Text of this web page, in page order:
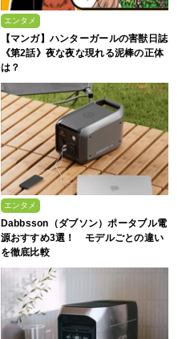
エンタメ
【マンガ】ハンターガールの害獣日誌
《第2話》夜な夜な現れる泥棒の正体
は？
エンタメ
Dabbsson（ダブソン）ポータブル電
源おすすめ3選！ モデルごとの違い
を徹底比較